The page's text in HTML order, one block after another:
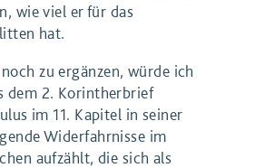
wie viel er für das
hat.
zu ergänzen, würde ich
dem 2. Korintherbrief
im 11. Kapitel in seiner
Widerfahrnisse im
aufzählt, die sich als